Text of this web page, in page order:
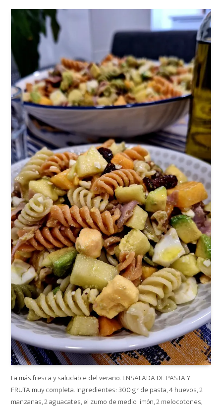
La más fresca y saludable del verano. ENSALADA DE PASTA Y
FRUTA muy completa. Ingredientes: 300 gr de pasta, 4 huevos, 2
manzanas, 2 aguacates, el zumo de medio limón, 2 melocotones,